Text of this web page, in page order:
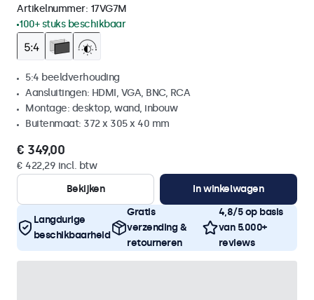
Artikelnummer: 17VG7M
100+ stuks beschikbaar
5:4 beeldverhouding
Aansluitingen: HDMI, VGA, BNC, RCA
Montage: desktop, wand, inbouw
Buitenmaat: 372 x 305 x 40 mm
€ 349,00
€ 422,29 incl. btw
Bekijken
In winkelwagen
Langdurige
beschikbaarheid
Gratis
verzending &
retourneren
4,8/5 op basis
van 5.000+
reviews